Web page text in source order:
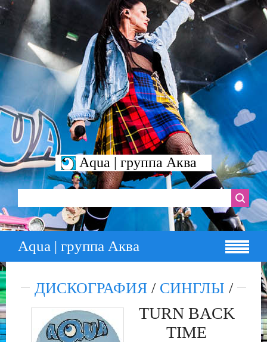
Aqua | группа Аква
Aqua | группа Аква
ДИСКОГРАФИЯ/ СИНГЛЫ /
TURN BACK
TIME